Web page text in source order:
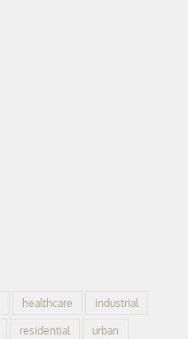
healthcare industrial
residential urban